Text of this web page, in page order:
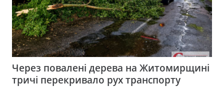
Через повалені дерева на Житомирщині
тричі перекривало рух транспорту